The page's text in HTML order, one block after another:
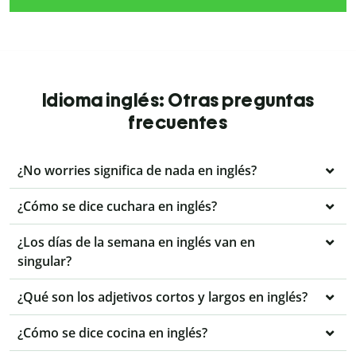
Idioma inglés: Otras preguntas
frecuentes
¿No worries significa de nada en inglés?
¿Cómo se dice cuchara en inglés?
¿Los días de la semana en inglés van en
singular?
¿Qué son los adjetivos cortos y largos en inglés?
¿Cómo se dice cocina en inglés?